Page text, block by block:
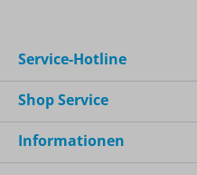
Service-Hotline
Shop Service
Informationen